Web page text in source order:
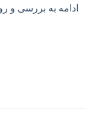
ادامه به بررسی و